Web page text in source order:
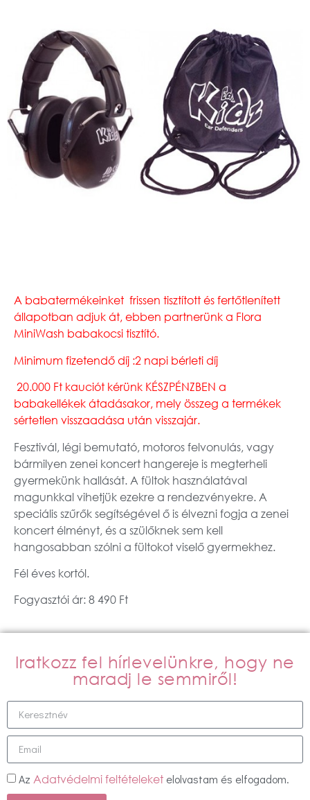
A babatermékeinket frissen tisztított és fertőtlenített
állapotban adjuk át, ebben partnerünk a Flora
MiniWash babakocsi tisztító.
Minimum fizetendő díj :2 napi bérleti díj
20.000 Ft kauciót kérünk KÉSZPÉNZBEN a
babakellékek átadásakor, mely összeg a termékek
sértetlen visszaadása után visszajár.
Fesztivál, légi bemutató, motoros felvonulás, vagy
bármilyen zenei koncert hangereje is megterheli
gyermekünk hallását. A fültok használatával
magunkkal vihetjük ezekre a rendezvényekre. A
speciális szűrők segítségével ő is élvezni fogja a zenei
koncert élményt, és a szülőknek sem kell
hangosabban szólni a fültokot viselő gyermekhez.
Fél éves kortól.
Fogyasztói ár: 8 490 Ft
Iratkozz fel hírlevelünkre, hogy ne
maradj le semmiről!
Az Adatvédelmi feltételeket elolvastam és elfogadom.